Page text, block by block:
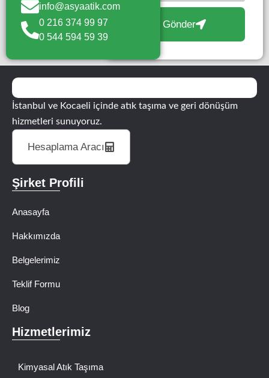
info@asyaatik.com
0 216 374 99 97
0 544 594 59 39
Gönder
İstanbul ve Kocaeli içinde atık taşıma ve geri dönüşüm
hizmetleri sunuyoruz.
Hesaplama Aracı
Şirket Profili
Anasayfa
Hakkımızda
Belgelerimiz
Teklif Formu
Blog
Hizmetlerimiz
Kimyasal Atık Taşıma